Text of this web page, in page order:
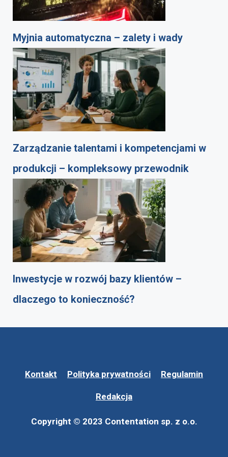
Myjnia automatyczna – zalety i wady
Zarządzanie talentami i kompetencjami w
produkcji – kompleksowy przewodnik
Inwestycje w rozwój bazy klientów –
dlaczego to konieczność?
Kontakt Polityka prywatności Regulamin
Redakcja
Copyright © 2023 Contentation sp. z o.o.